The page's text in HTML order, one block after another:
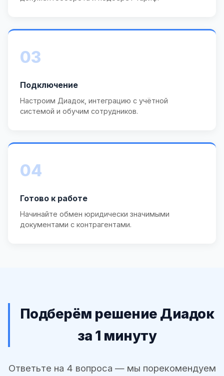
03
Подключение
Настроим Диадок, интеграцию с учётной
системой и обучим сотрудников.
04
Готово к работе
Начинайте обмен юридически значимыми
документами с контрагентами.
Подберём решение Диадок
за 1 минуту
Ответьте на 4 вопроса — мы порекомендуем